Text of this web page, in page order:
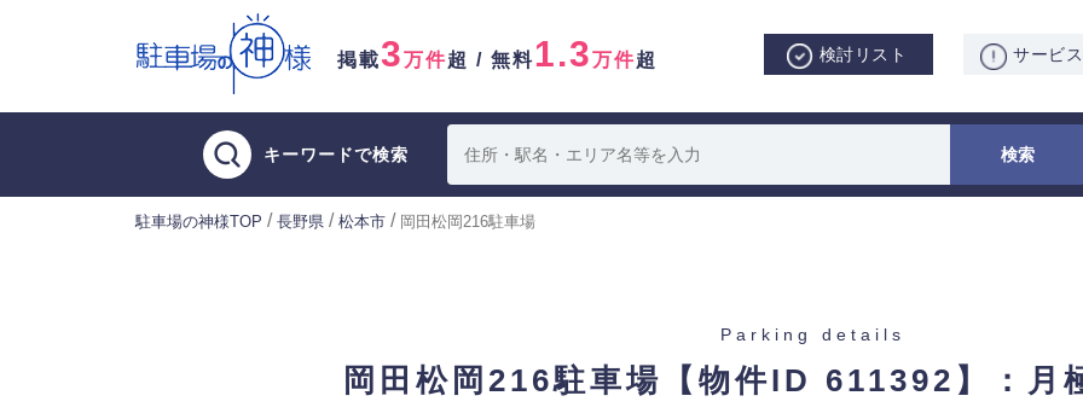
掲載3万件超 / 無料1.3万件超 検討リスト サービ
キーワードで検索
駐車場の神様TOP / 長野県 / 松本市 / 岡田松岡216駐車場
Parking details
岡田松岡216駐車場 【物件ID 611392】：月